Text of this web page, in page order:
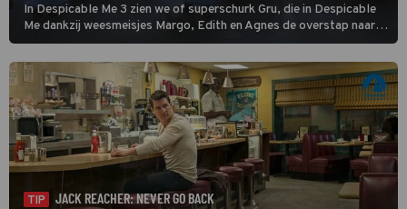
In Despicable Me 3 zien we of superschurk Gru, die in Despicable
Me dankzij weesmeisjes Margo, Edith en Agnes de overstap naar
het rechte pad maakte, ook op dat pad weet te blijven.
TIP
JACK REACHER: NEVER GO BACK